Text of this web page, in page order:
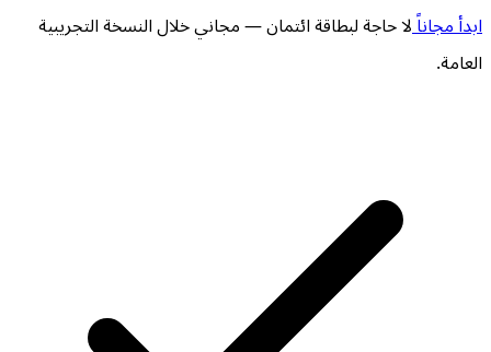
ابدأ مجاناً لا حاجة لبطاقة ائتمان — مجاني خلال النسخة التجريبية
العامة.